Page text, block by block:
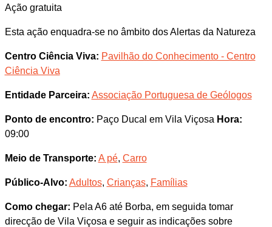
Ação gratuita
Esta ação enquadra-se no âmbito dos Alertas da Natureza
Centro Ciência Viva: Pavilhão do Conhecimento - Centro
Ciência Viva
Entidade Parceira: Associação Portuguesa de Geólogos
Ponto de encontro: Paço Ducal em Vila Viçosa Hora:
09:00
Meio de Transporte: A pé, Carro
Público-Alvo: Adultos, Crianças, Famílias
Como chegar: Pela A6 até Borba, em seguida tomar
direcção de Vila Viçosa e seguir as indicações sobre